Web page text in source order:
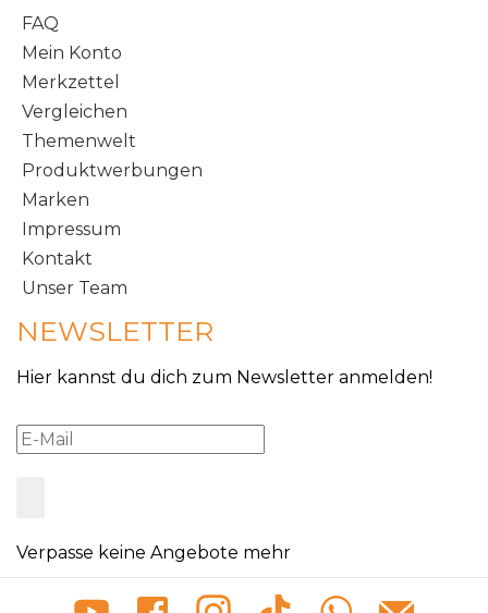
FAQ
Mein Konto
Merkzettel
Vergleichen
Themenwelt
Produktwerbungen
Marken
Impressum
Kontakt
Unser Team
NEWSLETTER
Hier kannst du dich zum Newsletter anmelden!
Verpasse keine Angebote mehr